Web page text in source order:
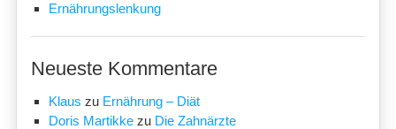
Ernährungslenkung
Neueste Kommentare
Klaus zu Ernährung – Diät
Doris Martikke zu Die Zahnärzte